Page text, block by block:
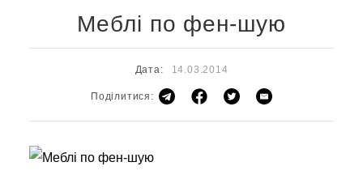
Меблі по фен-шую
Поділитися:
Дата: 14.03.2014